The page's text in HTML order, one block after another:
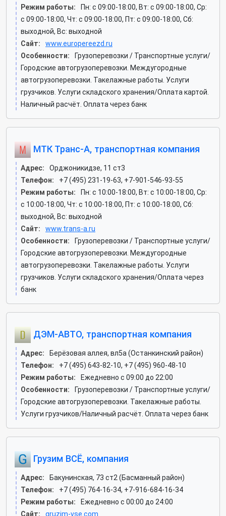
Режим работы:
Пн: c 09:00-18:00, Вт: c 09:00-18:00, Ср:
c 09:00-18:00, Чт: c 09:00-18:00, Пт: c 09:00-18:00, Сб:
выходной, Вс: выходной
Сайт:
www.europereezd.ru
Особенности:
Грузоперевозки / Транспортные услуги/
Городские автогрузоперевозки. Междугородные
автогрузоперевозки. Такелажные работы. Услуги
грузчиков. Услуги складского хранения/Оплата картой.
Наличный расчёт. Оплата через банк
МТК Транс-А, транспортная компания
Адрес:
Орджоникидзе, 11 ст3
Телефон:
+7 (495) 231-19-63, +7-901-546-93-55
Режим работы:
Пн: c 10:00-18:00, Вт: c 10:00-18:00, Ср:
c 10:00-18:00, Чт: c 10:00-18:00, Пт: c 10:00-18:00, Сб:
выходной, Вс: выходной
Сайт:
www.trans-a.ru
Особенности:
Грузоперевозки / Транспортные услуги/
Городские автогрузоперевозки. Междугородные
автогрузоперевозки. Такелажные работы. Услуги
грузчиков. Услуги складского хранения/Оплата через
банк
ДЭМ-АВТО, транспортная компания
Адрес:
Берёзовая аллея, вл5а (Останкинский район)
Телефон:
+7 (495) 643-82-10, +7 (495) 960-48-10
Режим работы:
Ежедневно с 09:00 до 22:00
Особенности:
Грузоперевозки / Транспортные услуги/
Городские автогрузоперевозки. Такелажные работы.
Услуги грузчиков/Наличный расчёт. Оплата через банк
Грузим ВСЁ, компания
Адрес:
Бакунинская, 73 ст2 (Басманный район)
Телефон:
+7 (495) 764-16-34, +7-916-684-16-34
Режим работы:
Ежедневно с 00:00 до 24:00
Сайт:
gruzim-vse.com